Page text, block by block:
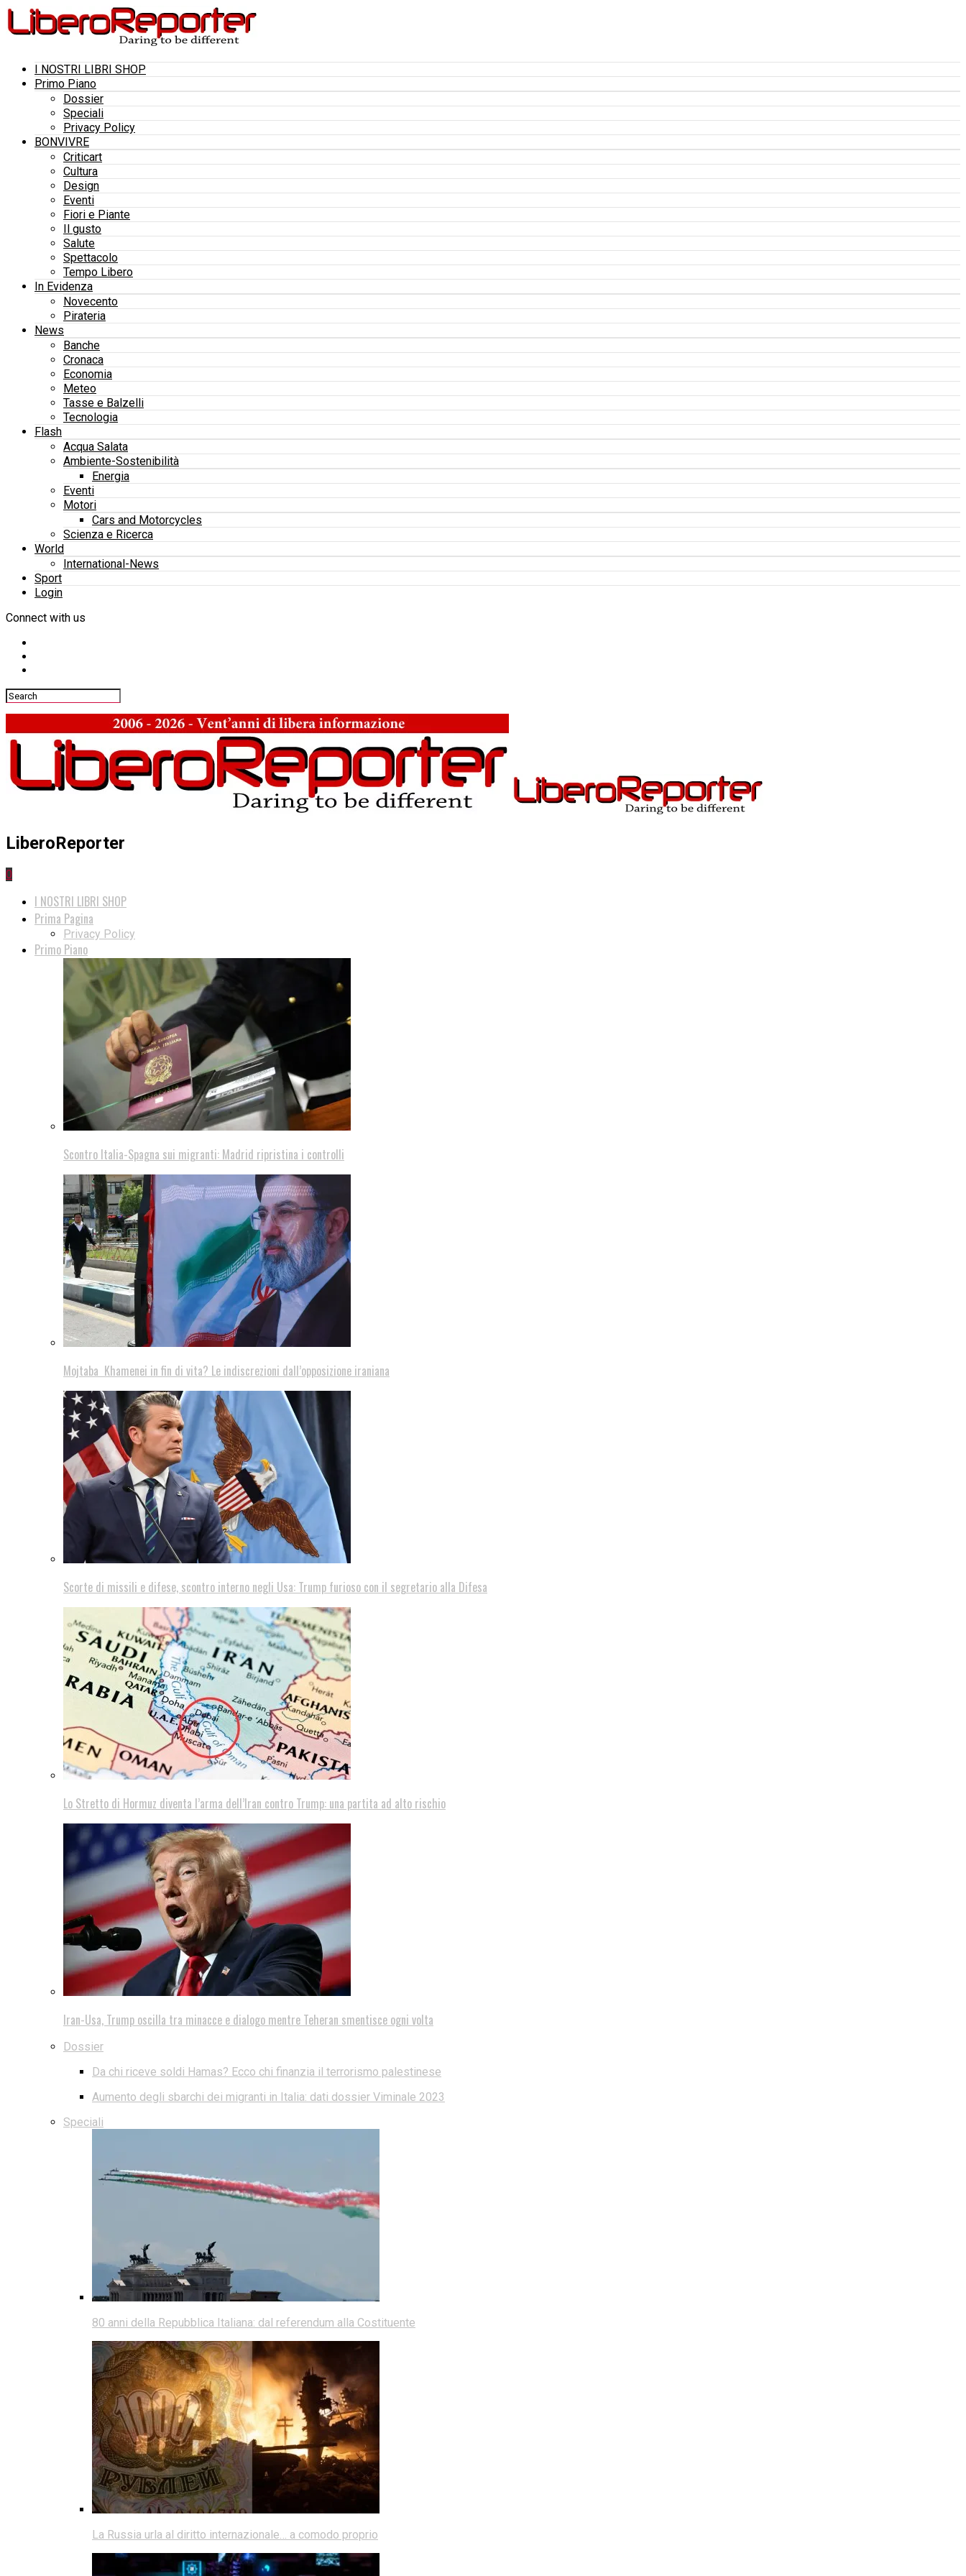
I NOSTRI LIBRI SHOP
Primo Piano
Dossier
Speciali
Privacy Policy
BONVIVRE
Criticart
Cultura
Design
Eventi
Fiori e Piante
Il gusto
Salute
Spettacolo
Tempo Libero
In Evidenza
Novecento
Pirateria
News
Banche
Cronaca
Economia
Meteo
Tasse e Balzelli
Tecnologia
Flash
Acqua Salata
Ambiente-Sostenibilità
Energia
Eventi
Motori
Cars and Motorcycles
Scienza e Ricerca
World
International-News
Sport
Login
Connect with us
LiberoReporter
0
I NOSTRI LIBRI SHOP
Prima Pagina
Privacy Policy
Primo Piano
Scontro Italia-Spagna sui migranti: Madrid ripristina i controlli
Mojtaba Khamenei in fin di vita? Le indiscrezioni dall’opposizione iraniana
Scorte di missili e difese, scontro interno negli Usa: Trump furioso con il segretario alla Difesa
Lo Stretto di Hormuz diventa l’arma dell’Iran contro Trump: una partita ad alto rischio
Iran-Usa, Trump oscilla tra minacce e dialogo mentre Teheran smentisce ogni volta
Dossier
Da chi riceve soldi Hamas? Ecco chi finanzia il terrorismo palestinese
Aumento degli sbarchi dei migranti in Italia: dati dossier Viminale 2023
Speciali
80 anni della Repubblica Italiana: dal referendum alla Costituente
La Russia urla al diritto internazionale… a comodo proprio